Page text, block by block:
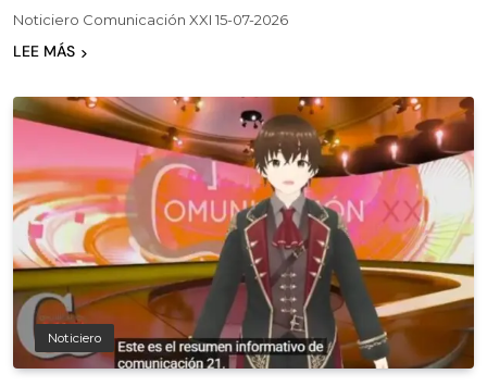
Noticiero Comunicación XXI 15-07-2026
LEE MÁS
Noticiero